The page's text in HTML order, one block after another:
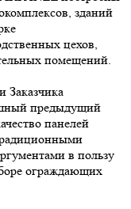
зданий
цехов,
помещений.
Заказчика
предыдущий
панелей
в пользу
ограждающих